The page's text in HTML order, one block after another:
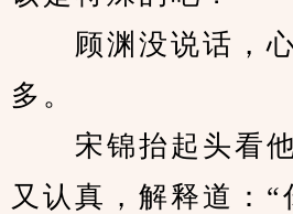
顾渊没说话，心
多。
宋锦抬起头看他
又认真，解释道：“